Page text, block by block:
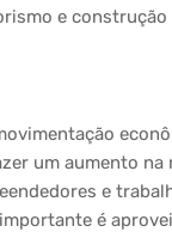
e
um aumento na
e
é